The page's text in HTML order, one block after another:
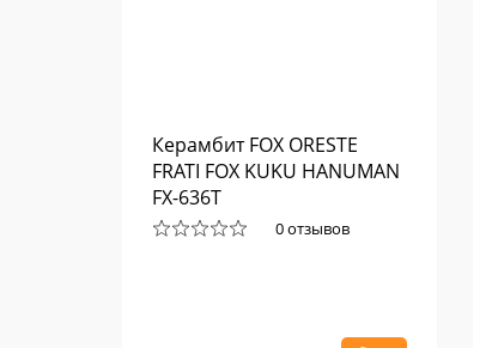
Керамбит FOX ORESTE
FRATI FOX KUKU HANUMAN
FX-636T
0 отзывов